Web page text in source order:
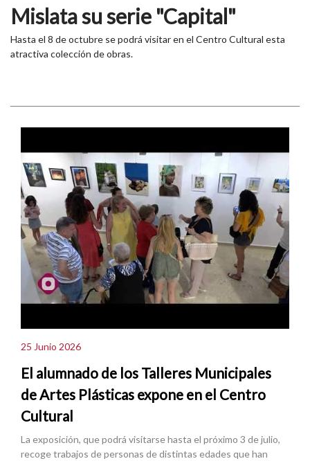
Mislata su serie "Capital"
Hasta el 8 de octubre se podrá visitar en el Centro Cultural esta
atractiva colección de obras.
25 Junio 2026
El alumnado de los Talleres Municipales
de Artes Plásticas expone en el Centro
Cultural
La exposición, que podrá visitarse hasta el próximo 3 de julio,
recoge trabajos de personas de distintas edades que han